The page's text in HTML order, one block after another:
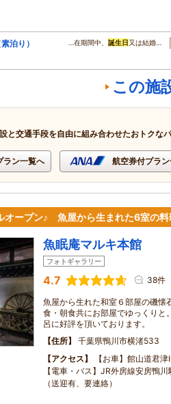
泊り） …在期間中、 誕生日 又は結婚…
この施
と交通手段を自由に組み合わせたおトクな
ラン一覧へ 航空券付プラ
オープン♪ 魚屋から生まれた6室の料
魚眠庵マルキ本館
フォトギャラリー
4.7 38件
魚屋から生れた和室６部屋の磯懐
食・朝食共にお部屋でゆっくりと
呂に好評を頂いております。
住所
千葉県鴨川市横渚533
アクセス
【お車】館山道君
【電車・バス】JR外房線安房鴨
（送迎有、要連絡）